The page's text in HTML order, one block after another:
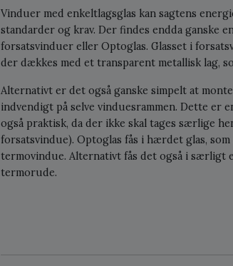
Vinduer med enkeltlagsglas kan sagtens
standarder og krav. Der findes endda ganske
forsatsvinduer eller Optoglas. Glasset i
der dækkes med et transparent metallisk lag,
Alternativt er det også ganske simpelt at
indvendigt på selve vinduesrammen. Dette
også praktisk, da der ikke skal tages særlige
forsatsvindue). Optoglas fås i hærdet glas,
termovindue. Alternativt fås det også i særligt
termorude.